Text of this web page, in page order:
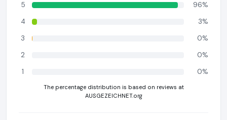
5
96%
4
3%
3
0%
2
0%
1
0%
The percentage distribution is based on reviews at
AUSGEZEICHNET.org